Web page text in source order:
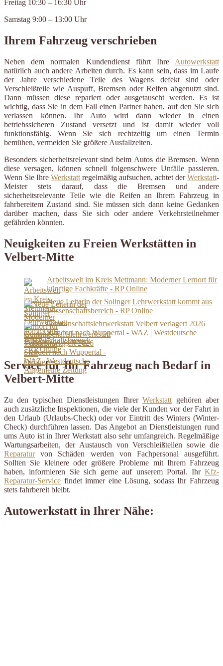
Freitag 10:30 – 16:30 Uhr
Samstag 9:00 – 13:00 Uhr
Ihrem Fahrzeug verschrieben
Neben dem normalen Kundendienst führt Ihre Autowerkstatt
natürlich auch andere Arbeiten durch. Es kann sein, dass im Laufe
der Jahre verschiedene Teile des Wagens defekt sind oder
Verschleißteile wie Auspuff, Bremsen oder Reifen abgenutzt sind.
Dann müssen diese repariert oder ausgetauscht werden. Es ist
wichtig, dass Sie in dem Fall einen Partner haben, auf den Sie sich
verlassen können. Ihr Auto wird dann wieder in einen
betriebssicheren Zustand versetzt und ist damit wieder voll
funktionsfähig. Wenn Sie sich rechtzeitig um einen Termin
bemühen, vermeiden Sie größere Ausfallzeiten.
Besonders sicherheitsrelevant sind beim Autos die Bremsen. Wenn
diese versagen, können schnell folgenschwere Unfälle passieren.
Wenn Sie Ihre Werkstatt regelmäßig aufsuchen, achtet derWerkstatt-
Meister stets darauf, dass die Bremsen und andere
sicherheitsrelevante Teile wie die Reifen an Ihrem Fahrzeug in
fahrbereitem Zustand sind. Sie müssen sich dann keine Gedanken
darüber machen, dass Sie sich oder andere Verkehrsteilnehmer
gefährden könnten.
Neuigkeiten zu Freien Werkstätten in
Velbert-Mitte
Arbeitswelt im Kreis Mettmann: Moderner Lernort für
künftige Fachkräfte - RP Online
Neue Leiterin der Solinger Lehrwerkstatt kommt aus
Wissenschaftsbereich - RP Online
Gemeinschaftslehrwerkstatt Velbert verlagert 2026
Standort nach Wuppertal - WAZ | Westdeutsche
Allgemeine Zeitung
Service für Ihr Fahrzeug nach Bedarf in
Velbert-Mitte
Zu den typischen Dienstleistungen IhrerWerkstatt gehören aber
auch zusätzliche Inspektionen, die viele der Kunden vor der Fahrt in
den Urlaub (Urlaubs-Check) oder vor Eintritt des Winters (Winter-
Check) durchführen lassen. Das Angebot an Dienstleistungen rund
ums Auto ist in Ihrer Werkstatt also sehr umfangreich. Regelmäßige
Wartungsarbeiten, der Austausch von Verschleißteilen sowie die
Reparaturvon Schäden werden von Fachpersonal ausgeführt.
Sollten Sie kleinere oder größere Probleme mit Ihrem Fahrzeug
haben, informieren Sie sich gerne auf unserem Portal. Ihr Kfz-
Reparatur-Service findet immer eine Lösung, sodass Ihr Fahrzeug
stets fahrbereit bleibt.
Autowerkstatt in Ihrer Nähe: